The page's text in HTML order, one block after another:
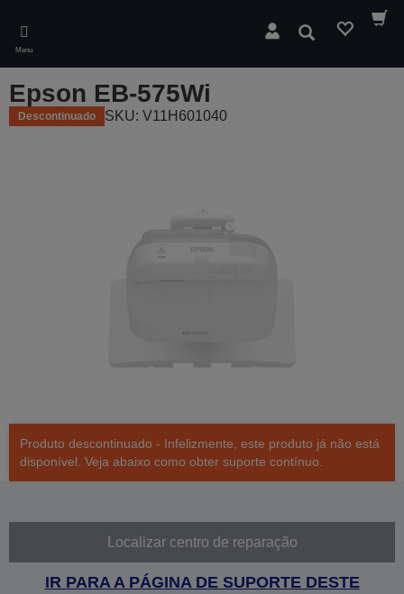
main
content
Menu
Pesquisar
Epson EB-575Wi
Descontinuado SKU: V11H601040
Produto descontinuado - Infelizmente, este produto já não está
disponível. Veja abaixo como obter suporte contínuo.
Localizar centro de reparação
IR PARA A PÁGINA DE SUPORTE DESTE